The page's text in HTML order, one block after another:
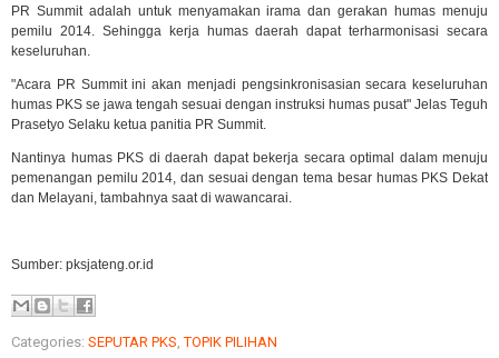
PR Summit adalah untuk menyamakan irama dan gerakan humas menuju
pemilu 2014. Sehingga kerja humas daerah dapat terharmonisasi secara
keseluruhan.
"Acara PR Summit ini akan menjadi pengsinkronisasian secara keseluruhan
humas PKS se jawa tengah sesuai dengan instruksi humas pusat" Jelas Teguh
Prasetyo Selaku ketua panitia PR Summit.
Nantinya humas PKS di daerah dapat bekerja secara optimal dalam menuju
pemenangan pemilu 2014, dan sesuai dengan tema besar humas PKS Dekat
dan Melayani, tambahnya saat di wawancarai.
Sumber: pksjateng.or.id
Categories: SEPUTAR PKS,TOPIK PILIHAN